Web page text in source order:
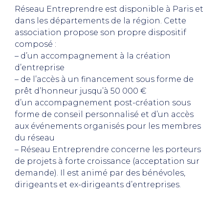
Réseau Entreprendre est disponible à Paris et
dans les départements de la région. Cette
association propose son propre dispositif
composé :
– d’un accompagnement à la création
d’entreprise
– de l’accès à un financement sous forme de
prêt d’honneur jusqu’à 50 000 €
d’un accompagnement post-création sous
forme de conseil personnalisé et d’un accès
aux événements organisés pour les membres
du réseau
– Réseau Entreprendre concerne les porteurs
de projets à forte croissance (acceptation sur
demande). Il est animé par des bénévoles,
dirigeants et ex-dirigeants d’entreprises.